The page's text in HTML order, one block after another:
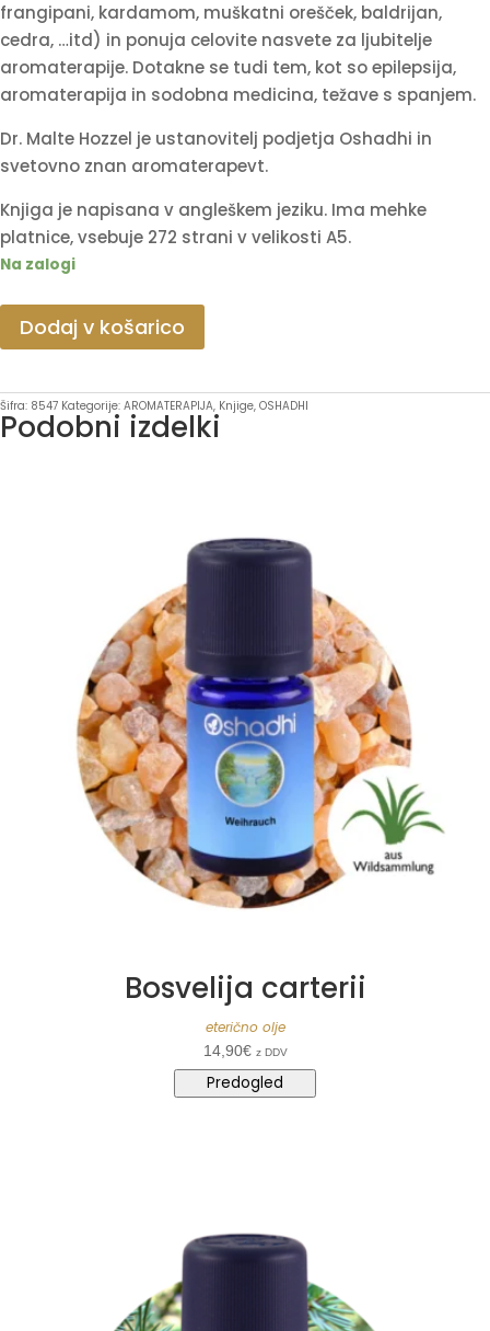
frangipani, kardamom, muškatni orešček, baldrijan,
cedra, …itd) in ponuja celovite nasvete za ljubitelje
aromaterapije. Dotakne se tudi tem, kot so epilepsija,
aromaterapija in sodobna medicina, težave s spanjem.
Dr. Malte Hozzel je ustanovitelj podjetja Oshadhi in
svetovno znan aromaterapevt.
Knjiga je napisana v angleškem jeziku. Ima mehke
platnice, vsebuje 272 strani v velikosti A5.
Na zalogi
Man
and
An
ancient
Dodaj v košarico
Šifra: 8547 Kategorije: AROMATERAPIJA, Knjige, OSHADHI
Podobni izdelki
Bosvelija carterii
eterično olje
14,90€ z DDV
Predogled